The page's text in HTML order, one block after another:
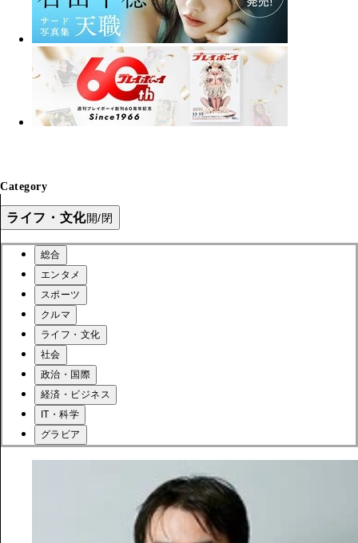
Category
ライフ・文化開/閉
総合
エンタメ
スポーツ
クルマ
ライフ・文化
社会
政治・国際
経済・ビジネス
IT・科学
グラビア